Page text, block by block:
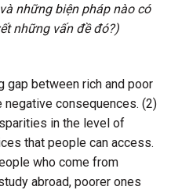
những biện pháp nào có
những vấn đề đó?)
gap between rich and poor
consequences. (2)
in the level of
that people can access.
who come from
abroad, poorer ones